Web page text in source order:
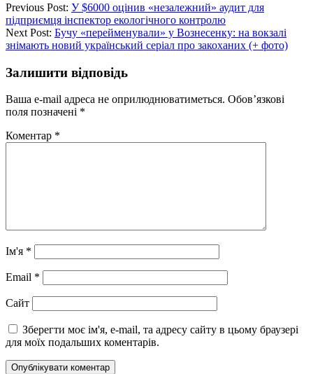
Previous Post: У $6000 оцінив «незалежний» аудит для
підприємця інспектор екологічного контролю
Next Post: Бучу «перейменували» у Вознесенку: на вокзалі
знімають новий український серіал про закоханих (+ фото)
Залишити відповідь
Ваша e-mail адреса не оприлюднюватиметься. Обов’язкові
поля позначені *
Коментар *
Ім'я *
Email *
Сайт
Зберегти моє ім'я, e-mail, та адресу сайту в цьому браузері
для моїх подальших коментарів.